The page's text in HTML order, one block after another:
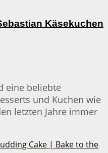
Käsekuchen
eine beliebte
und Kuchen wie
letzten Jahre immer